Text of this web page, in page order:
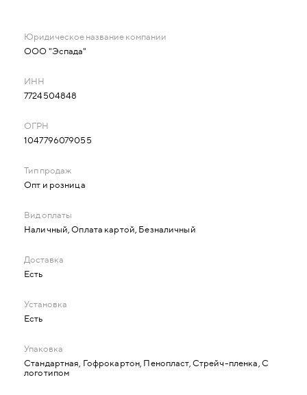
ООО "Эспада"
7724504848
1047796079055
Опт и розница
Наличный, Оплата картой, Безналичный
Есть
Есть
Стандартная, Гофрокартон, Пенопласт, Стрейч-пленка, С
логотипом